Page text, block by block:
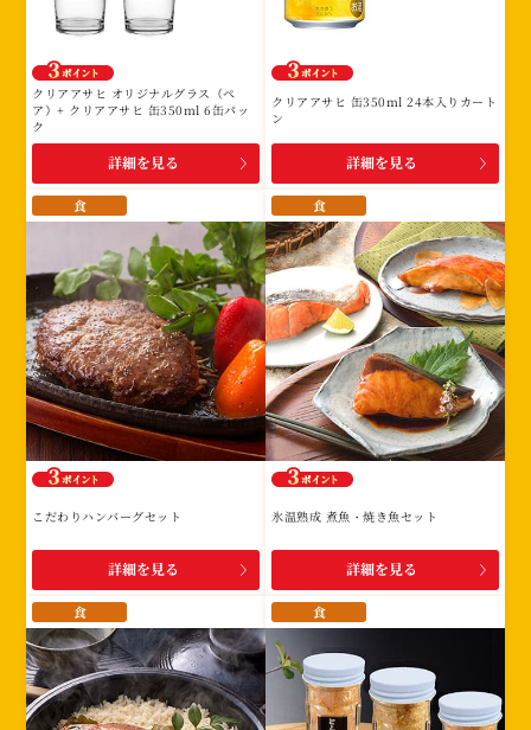
該
当
す
賞
品
あ
り
ま
せ
ん。
クリアアサヒ オリジナルグラス（ペ
ア）+ クリアアサヒ 缶350ml 6缶パッ
ク
詳細を見る
クリアアサヒ 缶350ml 24本入りカート
ン
詳細を見る
食
こだわりハンバーグセット
詳細を見る
食
氷温熟成 煮魚・焼き魚セット
詳細を見る
食 食